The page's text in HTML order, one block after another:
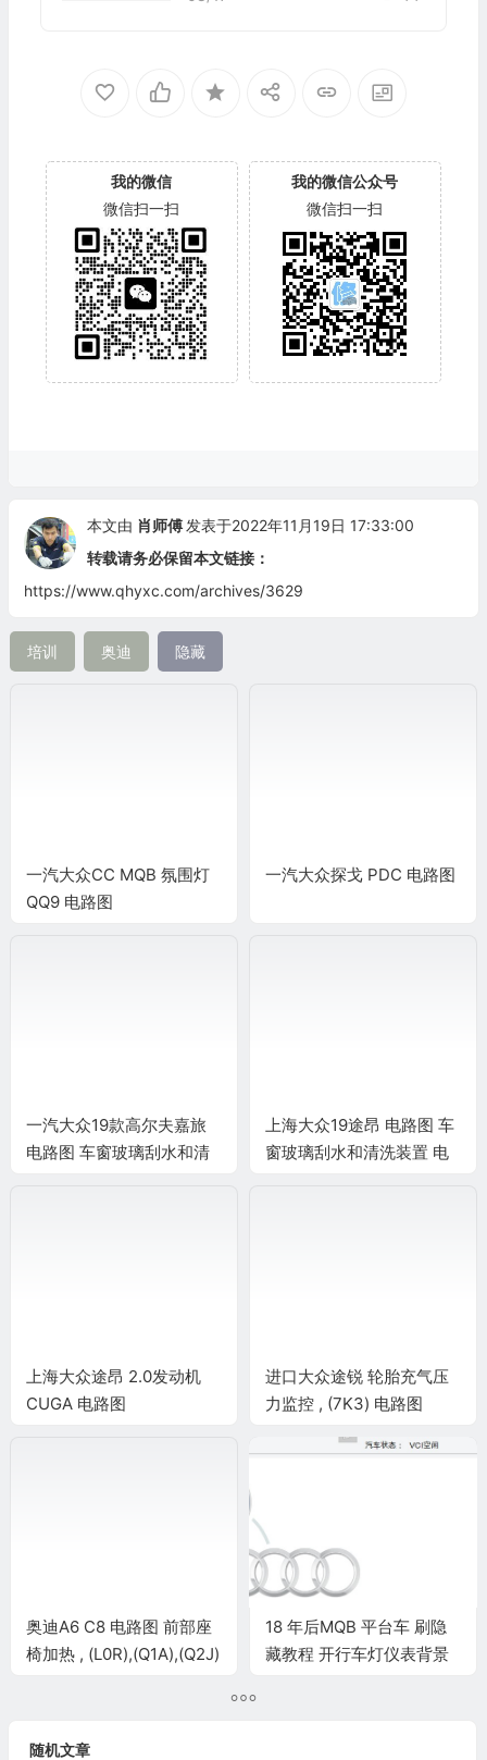
我的微信
微信扫一扫
我的微信公众号
微信扫一扫
本文由 肖师傅 发表于2022年11月19日 17:33:00
转载请务必保留本文链接：
https://www.qhyxc.com/archives/3629
培训 奥迪 隐藏
一汽大众CC MQB 氛围灯
QQ9 电路图
一汽大众探戈 PDC 电路图
一汽大众19款高尔夫嘉旅
电路图 车窗玻璃刮水和清
上海大众19途昂 电路图 车
窗玻璃刮水和清洗装置 电
上海大众途昂 2.0发动机
CUGA 电路图
进口大众途锐 轮胎充气压
力监控 , (7K3) 电路图
奥迪A6 C8 电路图 前部座
椅加热 , (L0R),(Q1A),(Q2J)
18 年后MQB 平台车 刷隐
藏教程 开行车灯仪表背景
随机文章